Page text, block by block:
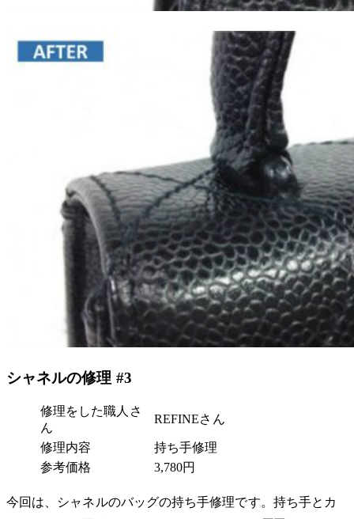
シャネルの修理 #3
修理をした職人さ
ん
REFINEさん
修理内容
持ち手修理
参考価格
3,780円
今回は、シャネルのバッグの持ち手修理です。持ち手とカ